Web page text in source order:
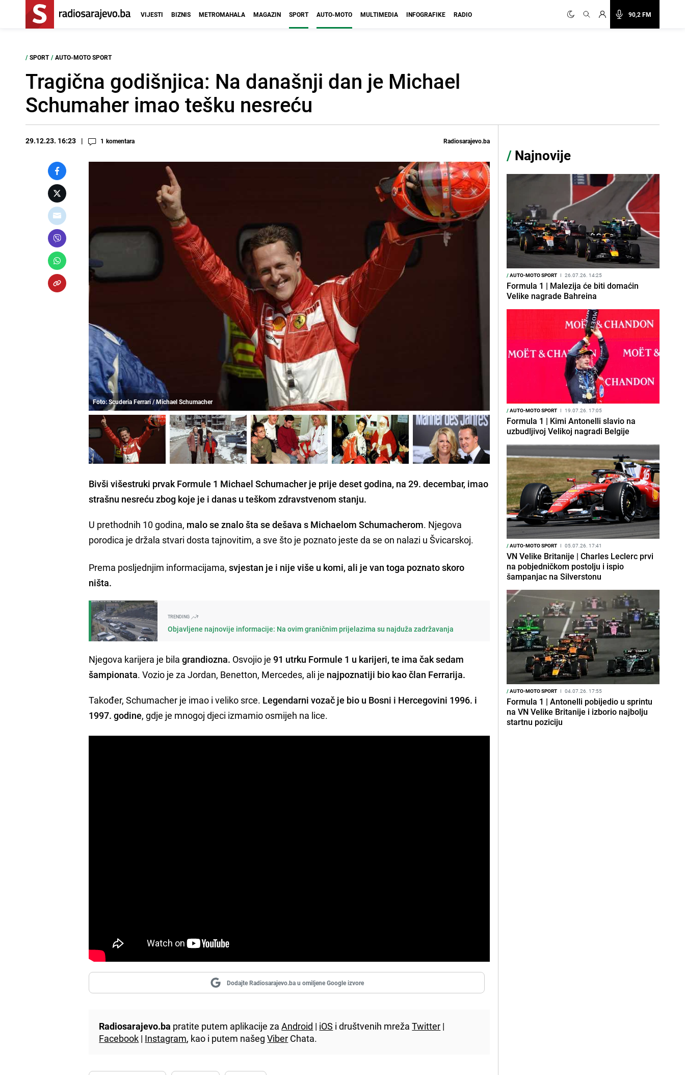
90,2 FM
VIJESTI BIZNIS METROMAHALA MAGAZIN SPORT AUTO-MOTO MULTIMEDIA INFOGRAFIKE RADIO
/ SPORT / AUTO-MOTO SPORT
Tragična godišnjica: Na današnji dan je Michael
Schumaher imao tešku nesreću
29.12.23. 16:23 1 komentara Radiosarajevo.ba
Foto: Scuderia Ferrari / Michael Schumacher
Bivši višestruki prvak Formule 1 Michael Schumacher je prije deset godina, na 29. decembar, imao
strašnu nesreću zbog koje je i danas u teškom zdravstvenom stanju.
U prethodnih 10 godina, malo se znalo šta se dešava s Michaelom Schumacherom. Njegova
porodica je držala stvari dosta tajnovitim, a sve što je poznato jeste da se on nalazi u Švicarskoj.
Prema posljednjim informacijama,svjestan je i nije više u komi, ali je van toga poznato skoro
ništa.
TRENDING
Objavljene najnovije informacije: Na ovim graničnim prijelazima su najduža zadržavanja
Njegova karijera je bilagrandiozna. Osvojio je91 utrku Formule 1 u karijeri, te ima čak sedam
šampionata. Vozio je za Jordan, Benetton, Mercedes, ali je najpoznatiji bio kao član Ferrarija.
Također, Schumacher je imao i veliko srce. Legendarni vozač je bio u Bosni i Hercegovini 1996. i
1997. godine, gdje je mnogoj djeci izmamio osmijeh na lice.
Dodajte Radiosarajevo.ba u omiljene Google izvore
Radiosarajevo.ba pratite putem aplikacije zaAndroid | iOS i društvenih mrežaTwitter |
Facebook | Instagram, kao i putem našegViber Chata.
/ Najnovije
/AUTO-MOTO SPORT I 26.07.26. 14:25
Formula 1 | Malezija će biti domaćin
Velike nagrade Bahreina
/AUTO-MOTO SPORT I 19.07.26. 17:05
Formula 1 | Kimi Antonelli slavio na
uzbudljivoj Velikoj nagradi Belgije
/AUTO-MOTO SPORT I 05.07.26. 17:41
VN Velike Britanije | Charles Leclerc prvi
na pobjedničkom postolju i ispio
šampanjac na Silverstonu
/AUTO-MOTO SPORT I 04.07.26. 17:55
Formula 1 | Antonelli pobijedio u sprintu
na VN Velike Britanije i izborio najbolju
startnu poziciju